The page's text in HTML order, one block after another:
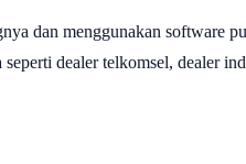
dan menggunakan software
dealer telkomsel, dealer